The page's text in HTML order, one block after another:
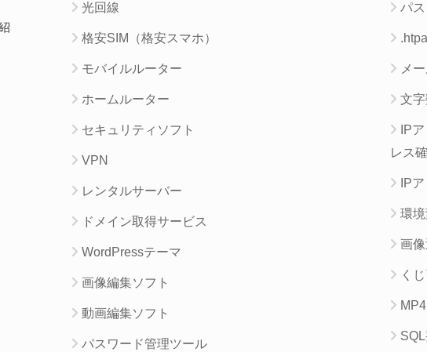
光回線
格安SIM（格安スマホ）
モバイルルーター
ホームルーター
セキュリティソフト
VPN
レンタルサーバー
ドメイン取得サービス
WordPressテーマ
画像編集ソフト
動画編集ソフト
パスワード管理ツール
パ
メ
文
IP
レス確
IP
環
画
く